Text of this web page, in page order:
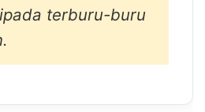
terburu-buru